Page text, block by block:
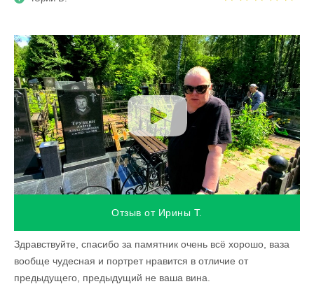
Отзыв от Ирины Т.
Здравствуйте, спасибо за памятник очень всё хорошо, ваза
вообще чудесная и портрет нравится в отличие от
предыдущего, предыдущий не ваша вина.